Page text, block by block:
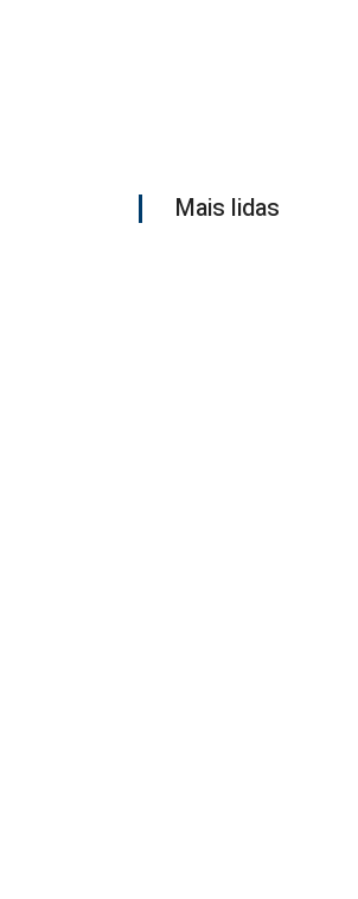
Mais lidas